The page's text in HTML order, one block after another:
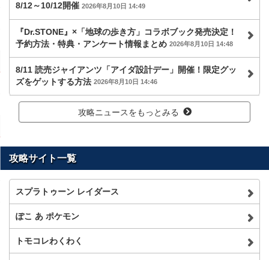
8/12～10/12開催 2026年8月10日 14:49
『Dr.STONE』×「地球の歩き方」コラボブック発売決定！
予約方法・特典・アンケート情報まとめ 2026年8月10日 14:48
8/11 読売ジャイアンツ「アイダ設計デー」開催！限定グッ
ズをゲットする方法 2026年8月10日 14:46
攻略ニュースをもっとみる
攻略サイト一覧
スプラトゥーン レイダース
ぽこ あ ポケモン
トモコレわくわく